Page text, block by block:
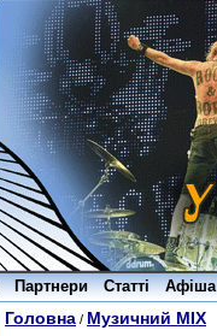
Партнери Статті Афіша
Головна / Музичний MIX